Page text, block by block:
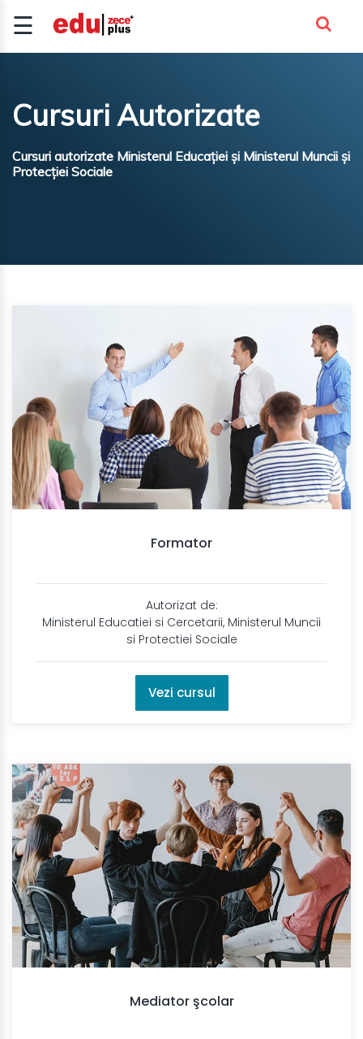
☰
Inscrie-te
Autentificare
CURSURI
Cursuri Autorizate
Cursuri autorizate Ministerul Educației și Ministerul Muncii și
Protecției Sociale
Formator
Autorizat de:
Ministerul Educatiei si Cercetarii, Ministerul Muncii
si Protectiei Sociale
Vezi cursul
Mediator şcolar